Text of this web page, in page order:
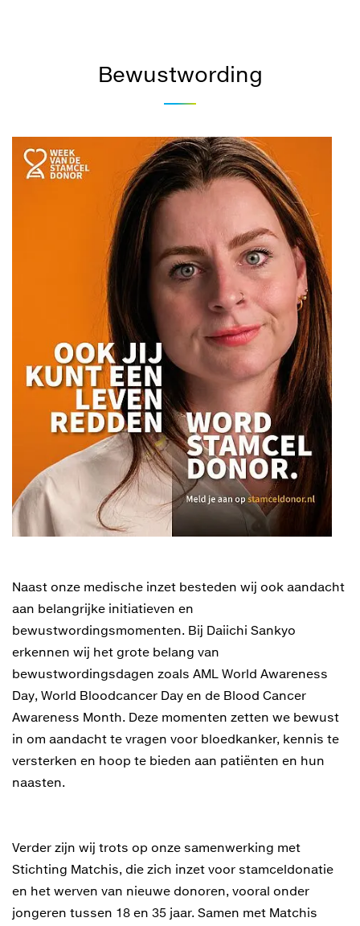
Bewustwording
Naast onze medische inzet besteden wij ook aandacht
aan belangrijke initiatieven en
bewustwordingsmomenten. Bij Daiichi Sankyo
erkennen wij het grote belang van
bewustwordingsdagen zoals AML World Awareness
Day, World Bloodcancer Day en de Blood Cancer
Awareness Month. Deze momenten zetten we bewust
in om aandacht te vragen voor bloedkanker, kennis te
versterken en hoop te bieden aan patiënten en hun
naasten.
Verder zijn wij trots op onze samenwerking met
Stichting Matchis, die zich inzet voor stamceldonatie
en het werven van nieuwe donoren, vooral onder
jongeren tussen 18 en 35 jaar. Samen met Matchis